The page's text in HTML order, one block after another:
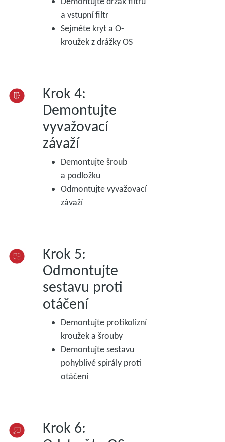
a vstupní filtr
Sejměte kryt a O-
kroužek z drážky OS
Krok 4:
Demontujte
vyvažovací
závaží
Demontujte šroub
a podložku
Odmontujte vyvažovací
závaží
Krok 5:
Odmontujte
sestavu proti
otáčení
Demontujte protikolizní
kroužek a šrouby
Demontujte sestavu
pohyblivé spirály proti
otáčení
Krok 6: